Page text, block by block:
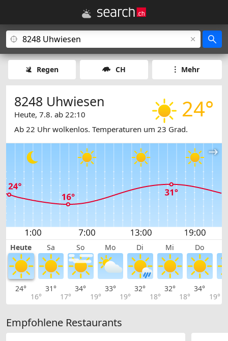
Regen CH Mehr
24°
8248 Uhwiesen
Heute, 7.8. ab 22:10
Ab 22 Uhr wolkenlos. Temperaturen um 23 Grad.
Heute Sa So Mo Di Mi Do
24°
16°
31°
17°
34°
19°
33°
19°
32°
18°
32°
18°
34°
19°
Empfohlene Restaurants